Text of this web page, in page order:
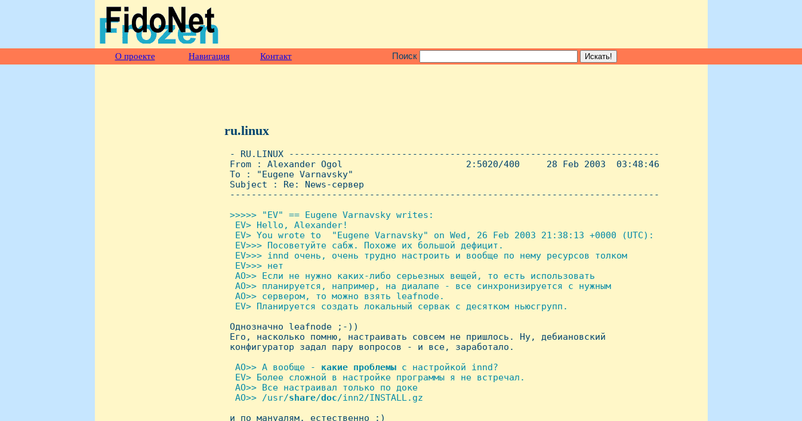
О проекте Навигация Контакт Поиск
ru.linux
- RU.LINUX ---------------------------------------------------------------------
From : Alexander Ogol                       2:5020/400     28 Feb 2003  03:48:46
To : "Eugene Varnavsky"
Subject : Re: News-сервер
--------------------------------------------------------------------------------
>>>>> "EV" == Eugene Varnavsky writes:
  EV> Hello, Alexander!
  EV> You wrote to  "Eugene Varnavsky" on Wed, 26 Feb 2003 21:38:13 +0000 (UTC):
  EV>>> Посоветуйте сабж. Похоже их большой дефицит.
  EV>>> innd очень, очень трудно настроить и вообще по нему ресурсов толком
  EV>>> нет
  AO>> Если не нужно каких-либо серьезных вещей, то есть использовать
  AO>> планируется, например, на диалапе - все синхронизируется с нужным
  AO>> сервером, то можно взять leafnode.
  EV> Планируется создать локальный сервак с десятком ньюсгрупп.
Однозначно leafnode ;-))
Его, насколько помню, настраивать совсем не пришлось. Hу, дебиановский
конфигуратор задал пару вопросов - и все, заработало.
AO>> А вообще - какие проблемы с настройкой innd?
  EV> Более сложной в настройке программы я не встречал.
  AO>> Все настраивал только по доке
  AO>> /usr/
share/doc/inn2/INSTALL.gz
и по мануалям, естественно :)